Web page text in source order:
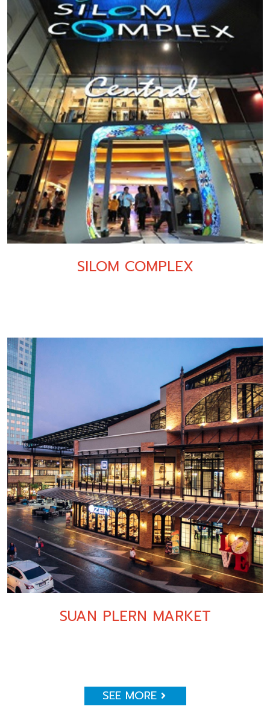
SILOM COMPLEX
SUAN PLERN MARKET
SEE MORE